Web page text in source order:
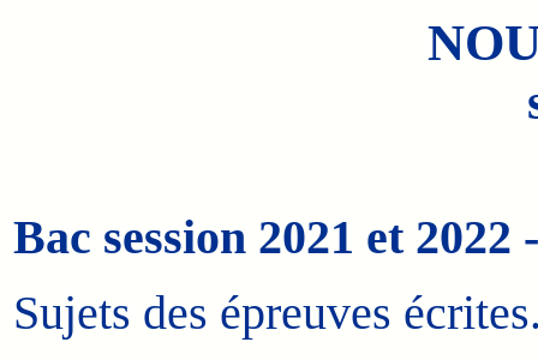
Bac session 2021 et
Sujets des épreuves